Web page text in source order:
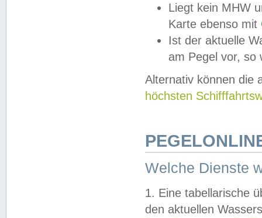
Liegt kein MHW
Karte ebenso mit
Ist der aktuelle
am Pegel vor,
Alternativ können die
höchsten
Welche Dienste
1. Eine tabellarische
den aktuellen